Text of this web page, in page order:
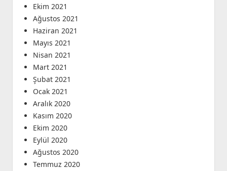
Ekim 2021
Ağustos 2021
Haziran 2021
Mayıs 2021
Nisan 2021
Mart 2021
Şubat 2021
Ocak 2021
Aralık 2020
Kasım 2020
Ekim 2020
Eylül 2020
Ağustos 2020
Temmuz 2020